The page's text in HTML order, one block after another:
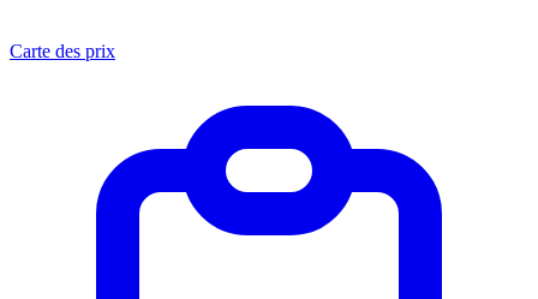
Carte des prix